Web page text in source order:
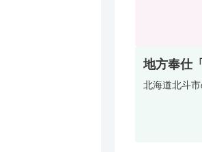
地方奉仕
北海道北斗